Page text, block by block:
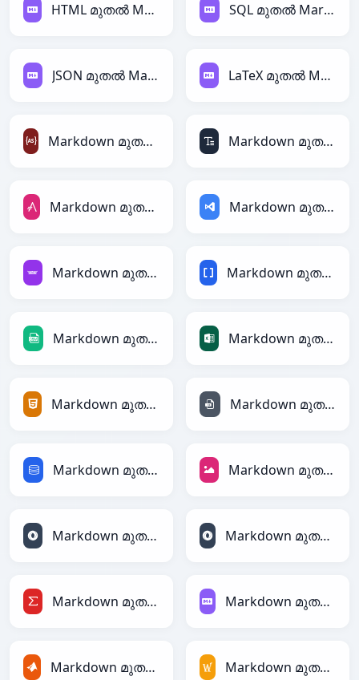
HTML മുതൽ Markdown SQL മുതൽ Markdown
JSON മുതൽ Markdown LaTeX മുതൽ Markdown
Markdown മുതൽ ActionScript Markdown മുതൽ ASCII
Markdown മുതൽ AsciiDoc Markdown മുതൽ ASP
Markdown മുതൽ Avro Markdown മുതൽ BBCode
Markdown മുതൽ CSV Markdown മുതൽ Excel
Markdown മുതൽ HTML Markdown മുതൽ INI
Markdown മുതൽ SQL Markdown മുതൽ JPEG
Markdown മുതൽ JSON Markdown മുതൽ JSONLines
Markdown മുതൽ LaTeX Markdown മുതൽ Markdown
Markdown മുതൽ MATLAB Markdown മുതൽ MediaWiki